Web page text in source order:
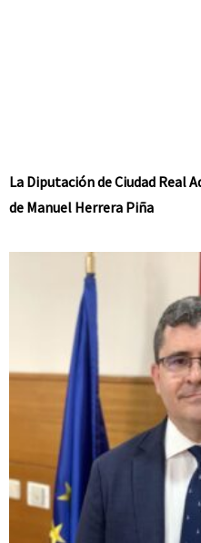
La Diputación de Ciudad Real
de Manuel Herrera Piña